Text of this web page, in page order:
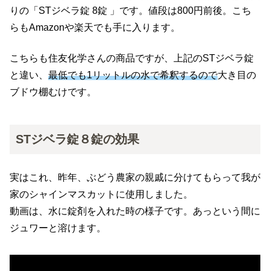
りの「STジベラ錠 8錠 」です。値段は800円前後。こち
らもAmazonや楽天でも手に入ります。
こちらも住友化学さんの商品ですが、上記のSTジベラ錠
と違い、 最低でも1リットルの水で希釈するので大き目の
ブドウ棚むけです。
STジベラ錠８錠の効果
実はこれ、昨年、ぶどう農家の親戚に分けてもらって我が
家のシャインマスカットに使用しました。
動画は、水に錠剤を入れた時の様子です。あっという間に
ジュワーと溶けます。